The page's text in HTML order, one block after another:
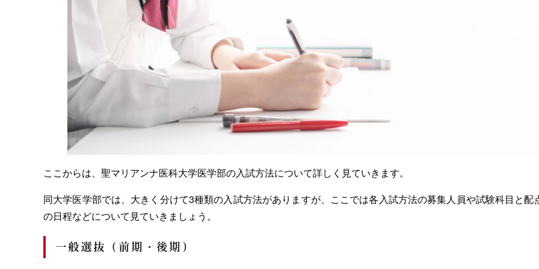
ここからは、聖マリアンナ医科大学医学部の入試方法について詳しく見ていきます。
同大学医学部では、大きく分けて3種類の入試方法がありますが、ここでは各入試方法の募集人員や試験科目と配
の日程などについて見ていきましょう。
一般選抜（前期・後期）